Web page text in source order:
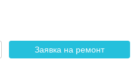
Заявка на ремонт